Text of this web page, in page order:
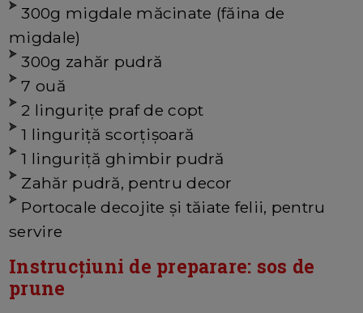
300g migdale măcinate (făina de
migdale)
300g zahăr pudră
7 ouă
2 lingurițe praf de copt
1 linguriță scorțișoară
1 linguriță ghimbir pudră
Zahăr pudră, pentru decor
Portocale decojite și tăiate felii, pentru
servire
Instrucțiuni de preparare: sos de
prune